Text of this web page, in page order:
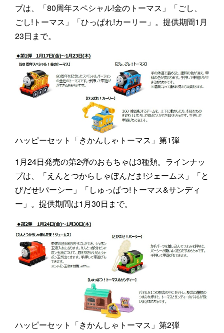
プは、「80周年スペシャル!金のトーマス」「ごし、
ごし!トーマス」「ひっぱれ!カーリー」。提供期間1月
23日まで。
ハッピーセット「きかんしゃトーマス」第1弾
1月24日発売の第2弾のおもちゃは3種類。ラインナッ
プは、「えんとつからしゃぼんだま!ジェームス」「と
びだせ!パーシー」「しゅっぱつ!トーマス&サンディ
ー」。提供期間は1月30日まで。
ハッピーセット「きかんしゃトーマス」第2弾